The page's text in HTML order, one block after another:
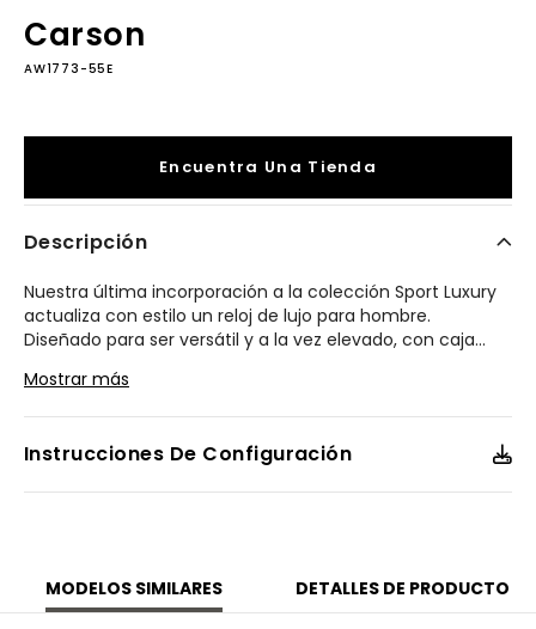
Carson
AW1773-55E
Encuentra Una Tienda
Descripción
Nuestra última incorporación a la colección Sport Luxury
actualiza con estilo un reloj de lujo para hombre.
Diseñado para ser versátil y a la vez elevado, con caja...
negra de 3 agujas con cristal de zafiro, función de fecha y
cierre desplegable con pulsadores para facilitar el acceso.
forma sostenible por la luz con Eco-Drive que nunca
Mostrar más
Instrucciones De Configuración
MODELOS SIMILARES DETALLES DE PRODUCTO